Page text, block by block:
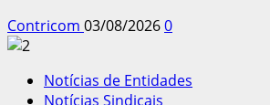
Contricom 03/08/20260
Notícias de Entidades
Notícias Sindicais